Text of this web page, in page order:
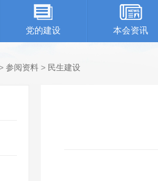
党的建设 本会资讯
参阅资料 > 民生建设